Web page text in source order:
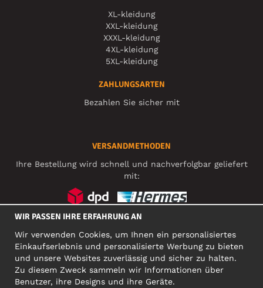
XL-kleidung
XXL-kleidung
XXXL-kleidung
4XL-kleidung
5XL-kleidung
ZAHLUNGSARTEN
Bezahlen Sie sicher mit
VERSANDMETHODEN
Ihre Bestellung wird schnell und nachverfolgbar geliefert
mit:
FIRMA
WIR PASSEN IHRE ERFAHRUNG AN
Wir verwenden Cookies, um Ihnen ein personalisiertes
Einkaufserlebnis und personalisierte Werbung zu bieten
und unsere Websites zuverlässig und sicher zu halten.
Zu diesem Zweck sammeln wir Informationen über
Benutzer, ihre Designs und ihre Geräte.